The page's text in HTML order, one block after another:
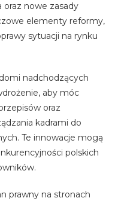
nowe zasady
elementy reformy,
sytuacji na rynku
nadchodzących
aby móc
oraz
kadrami do
Te innowacje mogą
polskich
prawny na stronach